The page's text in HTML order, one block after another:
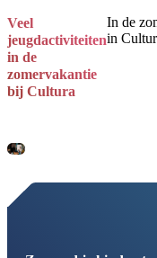
Veel
jeugdactiviteiten
in de
zomervakantie
bij Cultura
In de
in